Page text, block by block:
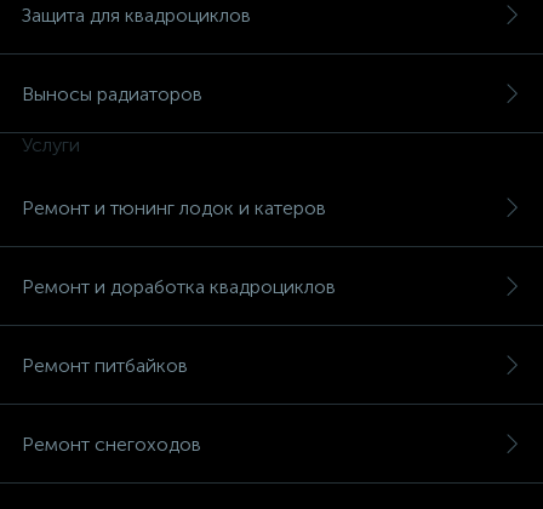
Защита для квадроциклов
Выносы радиаторов
Услуги
Ремонт и тюнинг лодок и катеров
Ремонт и доработка квадроциклов
Ремонт питбайков
Ремонт снегоходов